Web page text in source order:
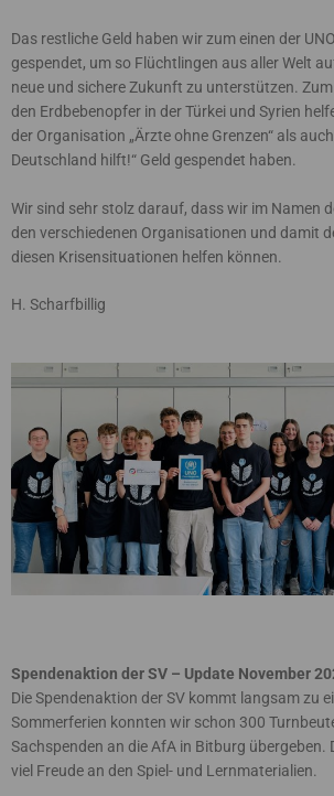
Das restliche Geld haben wir zum einen der
gespendet, um so Flüchtlingen aus aller Welt
neue und sichere Zukunft zu unterstützen.
den Erdbebenopfer in der Türkei und Syrien
der Organisation „Ärzte ohne Grenzen“ als
Deutschland hilft!“ Geld gespendet haben.
Wir sind sehr stolz darauf, dass wir im Namen
den verschiedenen Organisationen und damit
diesen Krisensituationen helfen können.
H. Scharfbillig
Spendenaktion der SV – Update November
Die Spendenaktion der SV kommt langsam zu
Sommerferien konnten wir schon 300
Sachspenden an die AfA in Bitburg übergeben.
viel Freude an den Spiel- und Lernmaterialien.